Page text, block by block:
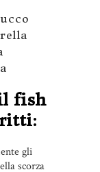
fish
gli
scorza